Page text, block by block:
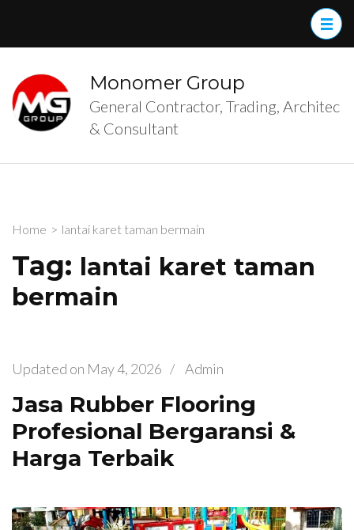
(Press
Enter)
Monomer Group
General Contractor, Trading, Architec
& Consultant
Home > lantai karet taman bermain
Tag: lantai karet taman
bermain
Updated on May 4, 2026 / Admin
Jasa Rubber Flooring
Profesional Bergaransi &
Harga Terbaik